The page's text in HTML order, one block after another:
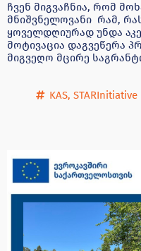
ჩვენ მიგვაჩნია, რომ
მნიშვნელოვანი რამ,
ყოველდღიურად უნდა
მოტივაცია დაგვეწერა
მიგვეღო მცირე
KAS, STARInitiative